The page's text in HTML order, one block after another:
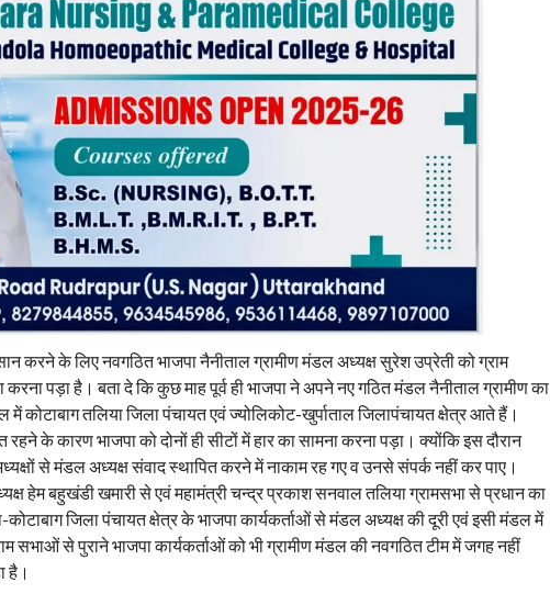
करने के लिए नवगठित भाजपा नैनीताल ग्रामीण मंडल अध्यक्ष सुरेश उप्रेती को ग्राम
करना पड़ा है। बता दे कि कुछ माह पूर्व ही भाजपा ने अपने नए गठित मंडल नैनीताल ग्रामीण का
में कोटाबाग तलिया जिला पंचायत एवं ज्योलिकोट-खुर्पाताल जिलापंचायत क्षेत्र आते हैं।
के कारण भाजपा को दोनों ही सीटों में हार का सामना करना पड़ा। क्योंकि इस दौरान
से मंडल अध्यक्ष संवाद स्थापित करने में नाकाम रह गए व उनसे संपर्क नहीं कर पाए।
हेम बहुखंडी खमारी से एवं महामंत्री चन्द्र प्रकाश सनवाल तलिया ग्रामसभा से प्रधान का
जिला पंचायत क्षेत्र के भाजपा कार्यकर्ताओं से मंडल अध्यक्ष की दूरी एवं इसी मंडल में
सभाओं से पुराने भाजपा कार्यकर्ताओं को भी ग्रामीण मंडल की नवगठित टीम में जगह नहीं
है।